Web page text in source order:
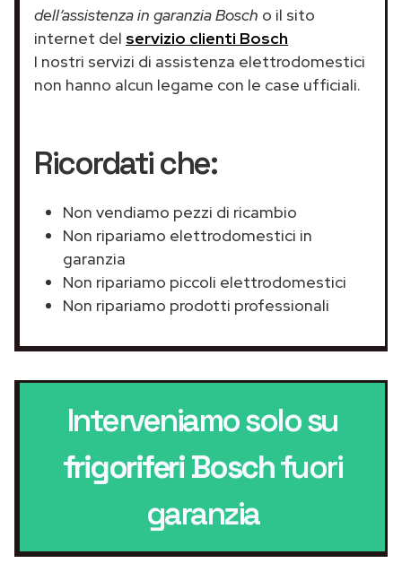
dell’assistenza in garanzia Bosch o il sito
internet del servizio clienti Bosch
I nostri servizi di assistenza elettrodomestici
non hanno alcun legame con le case ufficiali.
Ricordati che:
Non vendiamo pezzi di ricambio
Non ripariamo elettrodomestici in
garanzia
Non ripariamo piccoli elettrodomestici
Non ripariamo prodotti professionali
Interveniamo solo su
frigoriferi Boschfuori
garanzia